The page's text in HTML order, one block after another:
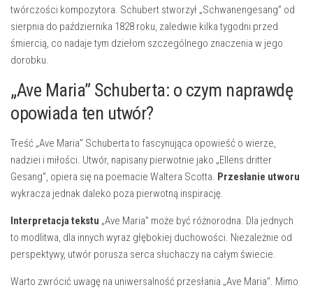
twórczości kompozytora. Schubert stworzył „Schwanengesang” od
sierpnia do października 1828 roku, zaledwie kilka tygodni przed
śmiercią, co nadaje tym dziełom szczególnego znaczenia w jego
dorobku.
„Ave Maria” Schuberta: o czym naprawdę
opowiada ten utwór?
Treść „Ave Maria” Schuberta to fascynująca opowieść o wierze,
nadziei i miłości. Utwór, napisany pierwotnie jako „Ellens dritter
Gesang”, opiera się na poemacie Waltera Scotta. Przesłanie utworu
wykracza jednak daleko poza pierwotną inspirację.
Interpretacja tekstu „Ave Maria” może być różnorodna. Dla jednych
to modlitwa, dla innych wyraz głębokiej duchowości. Niezależnie od
perspektywy, utwór porusza serca słuchaczy na całym świecie.
Warto zwrócić uwagę na uniwersalność przesłania „Ave Maria”. Mimo